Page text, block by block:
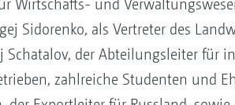
Wirtschafts- und
Sidorenko, als Vertreter des
der Abteilungsleiter für
zahlreiche Studenten und